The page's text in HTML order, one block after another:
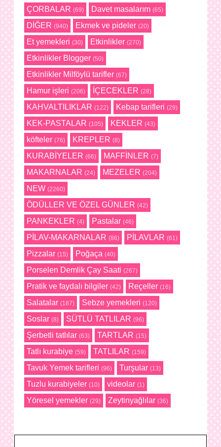
ÇORBALAR (69) Davet masalarım (65)
DİĞER (940) Ekmek ve pideler (20)
Et yemekleri (30) Etkinlikler (270)
Etkinlikler Blogger (50)
Etkinlikler Milföylü tarifler (67)
Hamur işleri (206) İÇECEKLER (28)
KAHVALTILIKLAR (122) Kebap tarifleri (29)
KEK-PASTALAR (105) KEKLER (43)
köfteler (76) KREPLER (8)
KURABİYELER (66) MAFFİNLER (7)
MAKARNALAR (24) MEZELER (204)
NEW (2260)
ÖDÜLLER VE ÖZEL GÜNLER (42)
PANKEKLER (4) Pastalar (46)
PİLAV-MAKARNALAR (86) PİLAVLAR (61)
Pizzalar (15) Poğaça (40)
Porselen Demlik Çay Saati (267)
Pratik ve faydalı bilgiler (42) Reçeller (16)
Salatalar (187) Sebze yemekleri (120)
Soslar (8) SÜTLÜ TATLILAR (96)
Şerbetli tatlılar (63) TARTLAR (15)
Tatlı kurabiye (59) TATLILAR (159)
Tavuk Yemek tarifleri (96) Turşular (13)
Tuzlu kurabiyeler (10) videolar (1)
Yöresel yemekler (29) Zeytinyağlılar (36)